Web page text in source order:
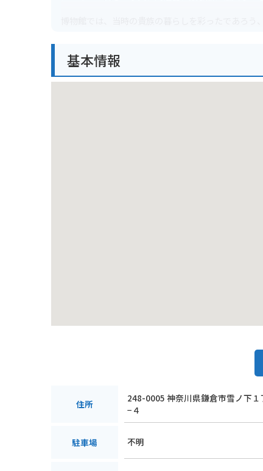
博物館では、当時の貴族の暮らしを彩ったであろ
りの一品を見つけて、ご自宅で英国の雰囲気を楽し
基本情報
住所
248-0005 神奈川県鎌倉市雪ノ下１
−４
駐車場 不明